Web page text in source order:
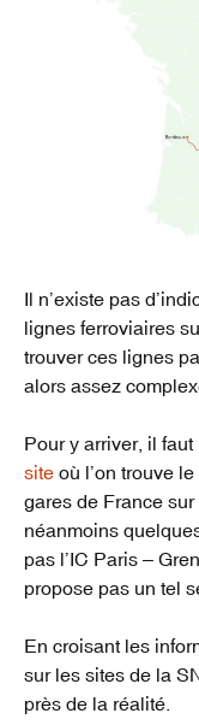
Il n’existe pas
lignes ferroviaires
trouver ces lignes
alors assez
Pour y arriver, il
site où l’on trouve
gares de France
néanmoins
pas l’IC Paris –
propose pas un tel
En croisant les
sur les sites de la
près de la réalité.